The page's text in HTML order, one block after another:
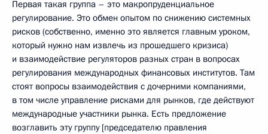
Первая такая группа – это макропруденциальное
регулирование. Это обмен опытом по снижению системных
рисков (собственно, именно это является главным уроком,
который нужно нам извлечь из прошедшего кризиса)
и взаимодействие регуляторов разных стран в вопросах
регулирования международных финансовых институтов. Там
стоят вопросы взаимодействия с дочерними компаниями,
в том числе управление рисками для рынков, где действуют
международные участники рынка. Есть предложение
возглавить эту группу [председателю правления